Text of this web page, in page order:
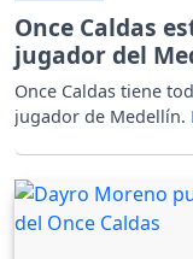
Once Caldas
jugador del
Once Caldas tiene
jugador de Medellín.